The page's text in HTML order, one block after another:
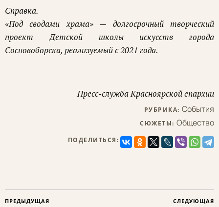
Справка.
«Под сводами храма» — долгосрочный творческий
проект Детской школы искусств города
Сосновоборска, реализуемый с 2021 года.
Пресс-служба Красноярской епархии
РУБРИКА: События
СЮЖЕТЫ: Общество
ПОДЕЛИТЬСЯ:
ПРЕДЫДУЩАЯ СЛЕДУЮЩАЯ